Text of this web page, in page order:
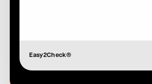
Easy2Check®